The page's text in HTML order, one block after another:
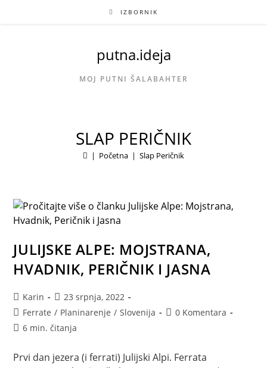
IZBORNIK
putna.ideja
MOJ PUTNI ŠALABAHTER
SLAP PERIČNIK
| Početna | Slap Peričnik
JULIJSKE ALPE: MOJSTRANA,
HVADNIK, PERIČNIK I JASNA
Autor
objave:
Karin
Objava
objavljena:
23 srpnja, 2022
Kategorija
objave:
Ferrate / Planinarenje / Slovenija
Komentari
0 Komentara
Vrijeme
6 min. čitanja
Prvi dan jezera (i ferrati) Julijski Alpi. Ferrata